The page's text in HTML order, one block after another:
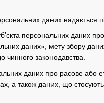
даних надається
персональних даних
даних», мету збору
чинного законодавства.
даних про расове або
а також даних, що